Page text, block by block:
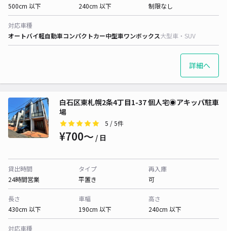
500cm 以下
240cm 以下
制限なし
対応車種
オートバイ軽自動車コンパクトカー中型車ワンボックス大型車・SUV
詳細へ
白石区東札幌2条4丁目1-37 個人宅◉アキッパ駐車
場
5 / 5件
¥700〜 / 日
貸出時間
24時間営業
タイプ
平置き
再入庫
可
長さ
430cm 以下
車幅
190cm 以下
高さ
240cm 以下
対応車種